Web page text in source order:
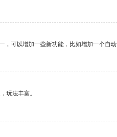
，可以增加一些新功能，比如增加一个自
玩法丰富。